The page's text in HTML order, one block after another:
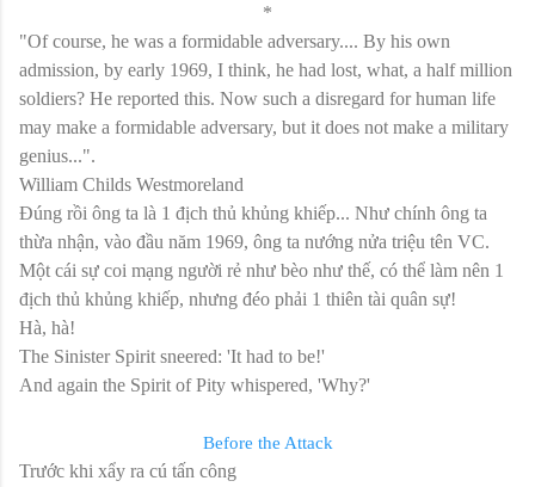
*
"Of course, he was a formidable adversary.... By his own
admission, by early 1969, I think, he had lost, what, a half million
soldiers? He reported this. Now such a disregard for human life
may make a formidable adversary, but it does not make a military
genius...".
William Childs Westmoreland
Đúng rồi ông ta là 1 địch thủ khủng khiếp... Như chính ông ta
thừa nhận, vào đầu năm 1969, ông ta nướng nửa triệu tên VC.
Một cái sự coi mạng người rẻ như bèo như thế, có thể làm nên 1
địch thủ khủng khiếp, nhưng đéo phải 1 thiên tài quân sự!
Hà, hà!
The Sinister Spirit sneered: 'It had to be!'
And again the Spirit of Pity whispered, 'Why?'
Before the Attack
Trước khi xẩy ra cú tấn công